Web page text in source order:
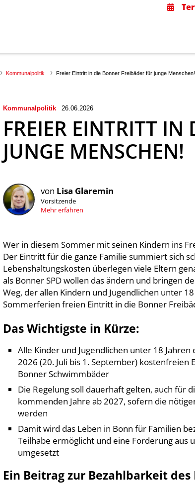
Kommunalpolitik Freier Eintritt in die Bonner Freibäder für junge Menschen!
Kommunalpolitik 26.06.2026
FREIER EINTRITT IN
JUNGE MENSCHEN!
von Lisa Glaremin
Vorsitzende
Mehr erfahren
Wer in diesem Sommer mit seinen Kindern ins
Der Eintritt für die ganze Familie summiert sich
Lebenshaltungskosten überlegen viele Eltern
als Bonner SPD wollen das ändern und bringen
Weg, der allen Kindern und Jugendlichen unter
Sommerferien freien Eintritt in die Bonner
Das Wichtigste in Kürze:
Alle Kinder und Jugendlichen unter 18
2026 (20. Juli bis 1. September) kostenfreien
Bonner Schwimmbäder
Die Regelung soll dauerhaft gelten, auch für
kommenden Jahre ab 2027, sofern die
werden
Damit wird das Leben in Bonn für Familien
Teilhabe ermöglicht und eine Forderung aus
umgesetzt
Ein Beitrag zur Bezahlbarkeit des